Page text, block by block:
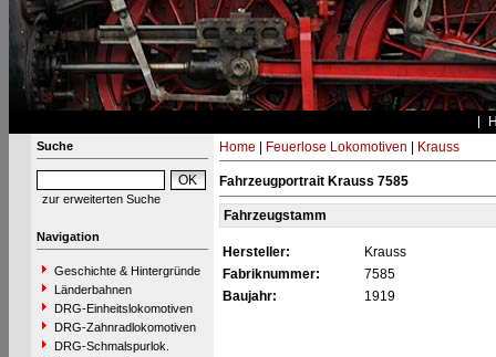
Suche
zur erweiterten Suche
Navigation
Geschichte & Hintergründe
Länderbahnen
DRG-Einheitslokomotiven
DRG-Zahnradlokomotiven
DRG-Schmalspurlok.
Home Feuerlose Lokomotiven Krauss
Fahrzeugportrait Krauss 7585
Fahrzeugstamm
Hersteller:
Krauss
Fabriknummer:
7585
Baujahr:
1919